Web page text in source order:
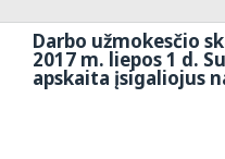
Darbo užmokesčio
2017 m. liepos 1 d.
apskaita įsigaliojus